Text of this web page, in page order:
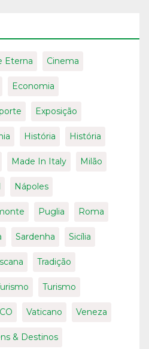
Eterna Cinema
Economia
Exposição
História História
Made In Italy Milão
Nápoles
Puglia Roma
Sardenha Sicília
Tradição
Turismo
Vaticano Veneza
& Destinos